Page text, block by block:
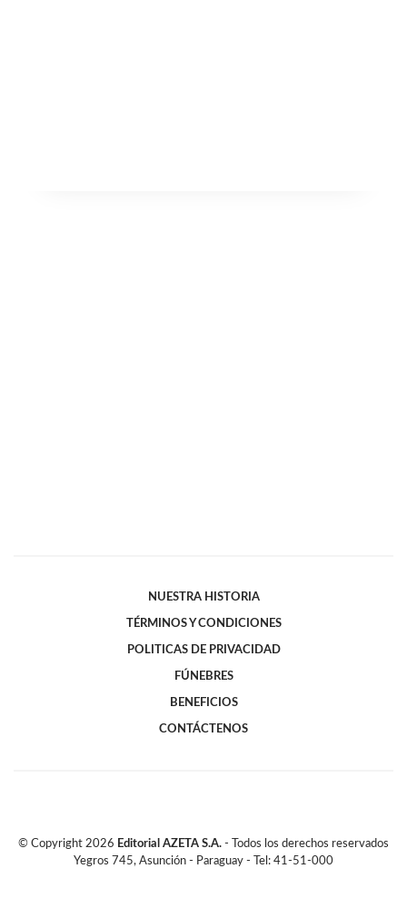
NUESTRA HISTORIA
TÉRMINOS Y CONDICIONES
POLITICAS DE PRIVACIDAD
FÚNEBRES
BENEFICIOS
CONTÁCTENOS
© Copyright 2026 Editorial AZETA S.A. - Todos los derechos reservados
Yegros 745, Asunción - Paraguay - Tel: 41-51-000